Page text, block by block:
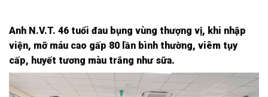
Anh N.V.T. 46 tuổi đau bụng vùng thượng vị, khi nhập
viện, mỡ máu cao gấp 80 lần bình thường, viêm tụy
cấp, huyết tương màu trắng như sữa.